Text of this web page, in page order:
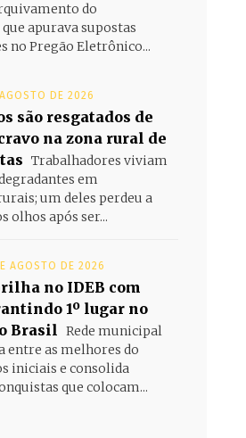
do
apurava supostas
no Pregão Eletrônico...
DE 2026
são resgatados de
na zona rural de
Trabalhadores viviam
em
um deles perdeu a
olhos após ser...
AGOSTO DE 2026
no IDEB com
1º lugar no
Brasil Rede municipal
entre as melhores do
iniciais e consolida
que colocam...